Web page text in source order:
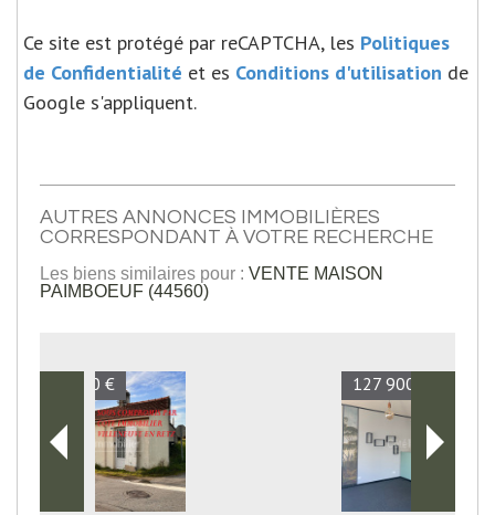
Ce site est protégé par reCAPTCHA, les Politiques
de Confidentialité et es Conditions d'utilisation de
Google s'appliquent.
AUTRES ANNONCES IMMOBILIÈRES
CORRESPONDANT À VOTRE RECHERCHE
Les biens similaires pour : VENTE MAISON
PAIMBOEUF (44560)
127 900 €